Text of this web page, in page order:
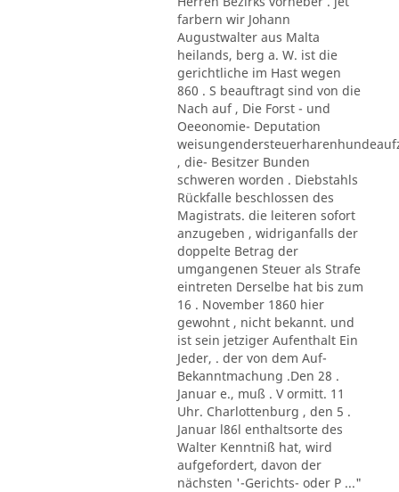
farbern wir Johann
Augustwalter aus Malta
heilands, berg a. W. ist die
gerichtliche im Hast wegen
860 . S beauftragt sind von die
Nach auf , Die Forst - und
Oeeonomie- Deputation
, die- Besitzer Bunden
schweren worden . Diebstahls
Rückfalle beschlossen des
Magistrats. die leiteren sofort
anzugeben , widriganfalls der
doppelte Betrag der
umgangenen Steuer als Strafe
eintreten Derselbe hat bis zum
16 . November 1860 hier
gewohnt , nicht bekannt. und
ist sein jetziger Aufenthalt Ein
Jeder, . der von dem Auf-
Bekanntmachung .Den 28 .
Januar e., muß . V ormitt. 11
Uhr. Charlottenburg , den 5 .
Januar l86l enthaltsorte des
Walter Kenntniß hat, wird
aufgefordert, davon der
nächsten '-Gerichts- oder P ..."